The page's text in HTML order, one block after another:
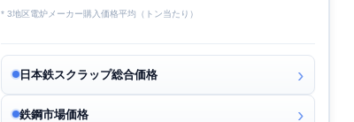
* 3地区電炉メーカー購入価格平均（トン当たり）
日本鉄スクラップ総合価格
鉄鋼市場価格